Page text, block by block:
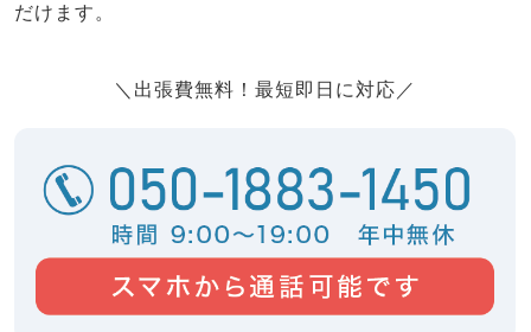
だけます。
＼出張費無料！最短即日に対応／